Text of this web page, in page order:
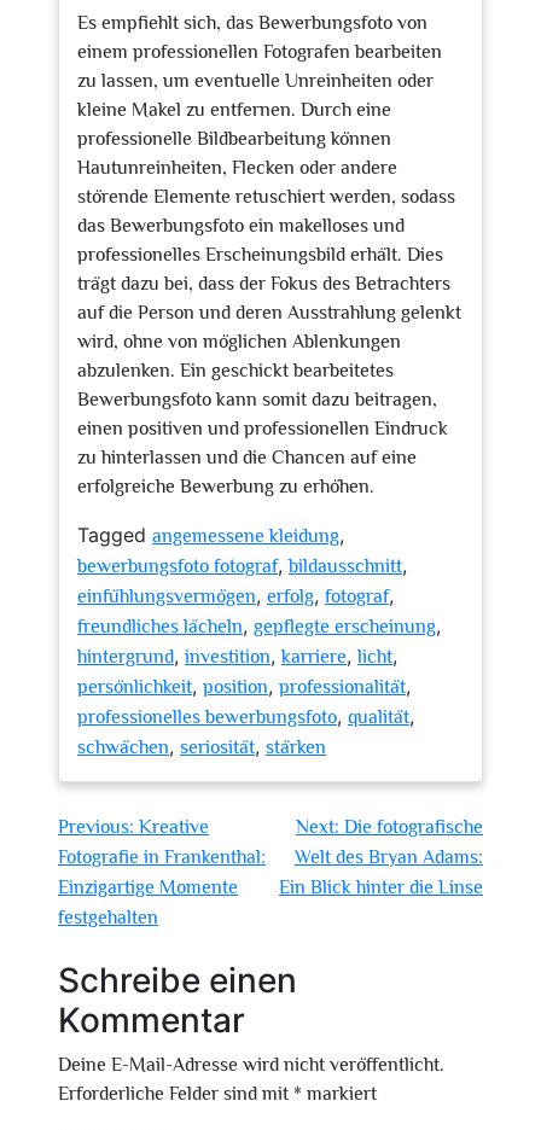
Es empfiehlt sich, das Bewerbungsfoto von
einem professionellen Fotografen bearbeiten
zu lassen, um eventuelle Unreinheiten oder
kleine Makel zu entfernen. Durch eine
professionelle Bildbearbeitung können
Hautunreinheiten, Flecken oder andere
störende Elemente retuschiert werden, sodass
das Bewerbungsfoto ein makelloses und
professionelles Erscheinungsbild erhält. Dies
trägt dazu bei, dass der Fokus des Betrachters
auf die Person und deren Ausstrahlung gelenkt
wird, ohne von möglichen Ablenkungen
abzulenken. Ein geschickt bearbeitetes
Bewerbungsfoto kann somit dazu beitragen,
einen positiven und professionellen Eindruck
zu hinterlassen und die Chancen auf eine
erfolgreiche Bewerbung zu erhöhen.
Tagged angemessene kleidung,
bewerbungsfoto fotograf,bildausschnitt,
einfühlungsvermögen, erfolg, fotograf,
freundliches lächeln, gepflegte erscheinung,
hintergrund, investition,karriere,licht,
persönlichkeit, position, professionalität,
professionelles bewerbungsfoto, qualität,
schwächen, seriosität, stärken
Beitragsnavigation
Previous: Kreative
Fotografie in Frankenthal:
Einzigartige Momente
festgehalten
Next: Die fotografische
Welt des Bryan Adams:
Ein Blick hinter die Linse
Schreibe einen
Kommentar
Deine E-Mail-Adresse wird nicht veröffentlicht.
Erforderliche Felder sind mit * markiert